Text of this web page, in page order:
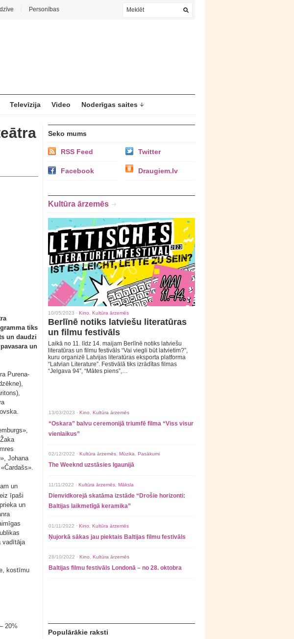
Personības
Televīzija Video Noderīgas saites
tiks
un daudzi
un
Purena-
Johana
un
īpaši
un
vadītāja
kostīmu
20%
Seko mums
RSS Feed Twitter
Facebook Draugiem.lv
Kultūra ārzemēs
10/05/2023 · Kino Kultūra ārzemēs
Berlīnē notiks latviešu literatūras
un filmu festivāls
Laikā no 11. līdz 14. maijam Berlīnē notiks latviešu
literatūras un filmu festivāls “Vai viegli būt latvietim?”,
kuru organizē Latvijas literatūras eksporta platforma
“Latvian Literature”. Festivālā tiks izrādītas filmas
“Jelgava 94”, “Mātes piens”,…
13/03/2023 · Kino Kultūra ārzemēs
“Oskara” balvu ceremonijā triumfē filma “Viss visur
vienlaikus”
02/12/2022 · Kultūra ārzemēs Mūzika Pasākumi
The Weeknd uzstāsies Igaunijā
11/11/2022 · Kultūra ārzemēs Māksla
Dienvidkorejā skatāma izstāde “Drošie horizonti:
Baltijas laikmetīgā keramika”
01/11/2022 · Kino Kultūra ārzemēs
Ņujorkā sākas jau piektais Baltijas filmu festivāls
28/10/2022 · Kino Kultūra ārzemēs
Baltijas filmu festivāls Londonā – no 28. oktobra
Populārākie raksti